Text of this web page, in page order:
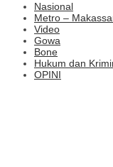
Nasional
Metro –
Video
Gowa
Bone
Hukum dan
OPINI